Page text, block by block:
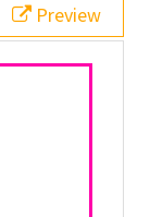
bottom ,
Preview